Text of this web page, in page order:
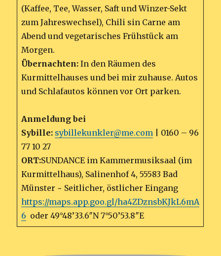
(Kaffee, Tee, Wasser, Saft und Winzer-Sekt
zum Jahreswechsel), Chili sin Carne am
Abend und vegetarisches Frühstück am
Morgen.
Übernachten:In den Räumen des
Kurmittelhauses und bei mir zuhause. Autos
und Schlafautos können vor Ort parken.
Anmeldung bei
Sybille: sybillekunkler@me.com | 0160 – 96
77 10 27
ORT:SUNDANCE im Kammermusiksaal (im
Kurmittelhaus), Salinenhof 4, 55583 Bad
Münster ~ Seitlicher, östlicher Eingang
https://maps.app.goo.gl/ha4ZDznsbKJkL6mA
6 oder 49°48’33.6″N 7°50’53.8″E